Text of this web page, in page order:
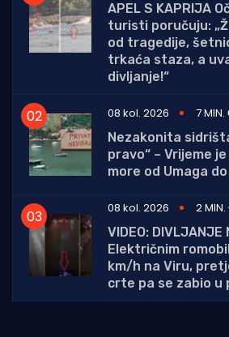
APEL S KAPRIJA
turisti poručuju:
od tragedije,
trkaća staza, a
divljanje!“
08 kol. 2026
7 MIN.
Nezakonita
pravo“ – Vrijeme
more od Umaga
08 kol. 2026
2
VIDEO: DIVLJANJE
Električnim
km/h na Viru,
crte pa se zabio u